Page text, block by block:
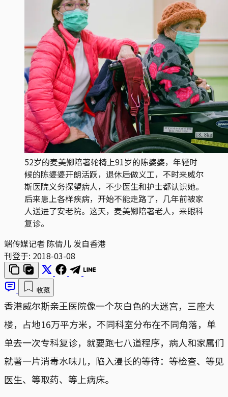
52岁的麦美𡖖陪著轮椅上91岁的陈婆婆，年轻时
候的陈婆婆开朗活跃，退休后做义工，不时来威尔
斯医院义务探望病人，不少医生和护士都认识她。
后来患上各样疾病，开始不能走路了，几年前被家
人送进了安老院。这天，麦美𡖖陪著老人，来眼科
复诊。
端传媒记者 陈倩儿 发自香港
刊登于: 2018-03-08
收藏
香港威尔斯亲王医院像一个灰白色的大迷宫，三座大
楼，占地16万平方米，不同科室分布在不同角落，单
单去一次专科复诊，就要跑七八道程序，病人和家属们
就著一片消毒水味儿，陷入漫长的等待：等检查、等见
医生、等取药、等上病床。